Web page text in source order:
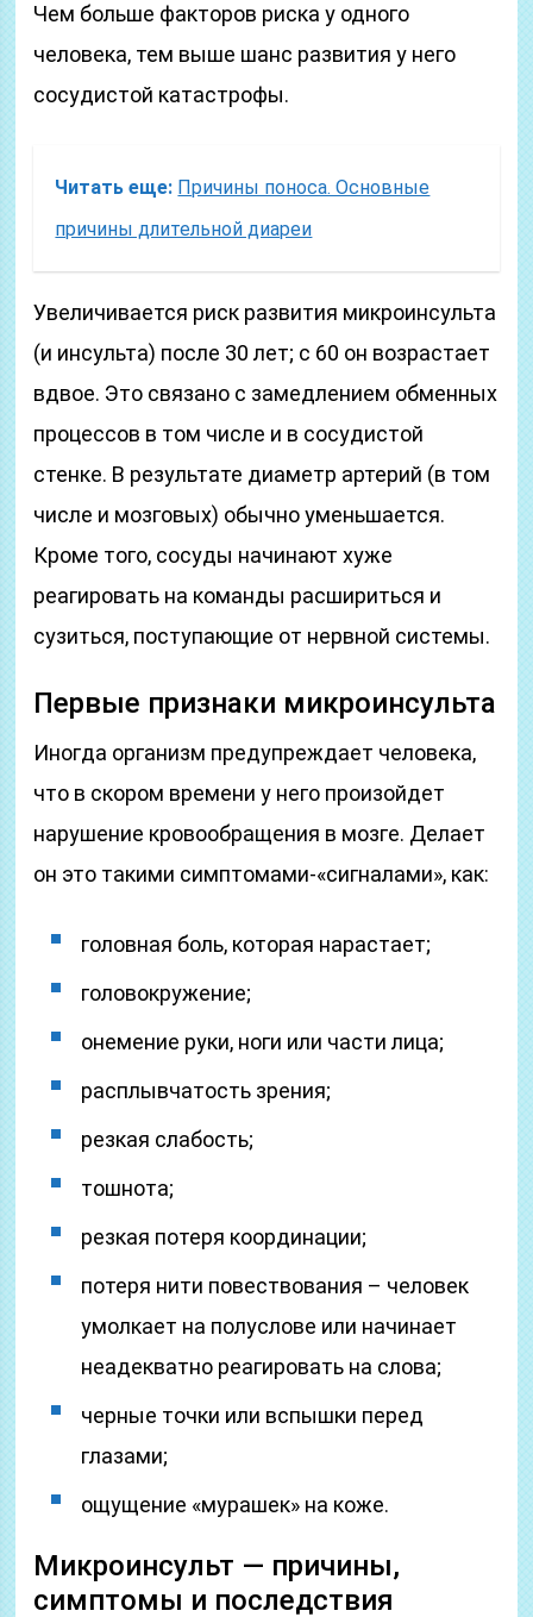
Чем больше факторов риска у одного
человека, тем выше шанс развития у него
сосудистой катастрофы.
Читать еще: Причины поноса. Основные
причины длительной диареи
Увеличивается риск развития микроинсульта
(и инсульта) после 30 лет; с 60 он возрастает
вдвое. Это связано с замедлением обменных
процессов в том числе и в сосудистой
стенке. В результате диаметр артерий (в том
числе и мозговых) обычно уменьшается.
Кроме того, сосуды начинают хуже
реагировать на команды расшириться и
сузиться, поступающие от нервной системы.
Первые признаки микроинсульта
Иногда организм предупреждает человека,
что в скором времени у него произойдет
нарушение кровообращения в мозге. Делает
он это такими симптомами-«сигналами», как:
головная боль, которая нарастает;
головокружение;
онемение руки, ноги или части лица;
расплывчатость зрения;
резкая слабость;
тошнота;
резкая потеря координации;
потеря нити повествования – человек
умолкает на полуслове или начинает
неадекватно реагировать на слова;
черные точки или вспышки перед
глазами;
ощущение «мурашек» на коже.
Микроинсульт — причины,
симптомы и последствия